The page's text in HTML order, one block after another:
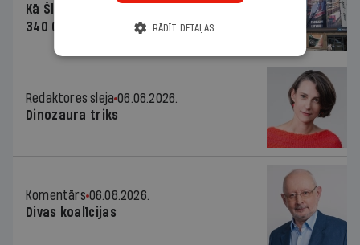
Kā Šlesera partija palika nesodīta par
340 000 vērtu reklāmas kampaņu
Redaktores sleja 06.08.2026.
Dinozaura triks
Komentārs 06.08.2026.
Divas koalīcijas
RĀDĪT DETAĻAS